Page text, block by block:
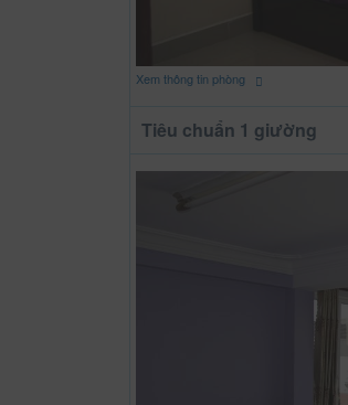
Xem thông tin phòng
Tiêu chuẩn 1 giường